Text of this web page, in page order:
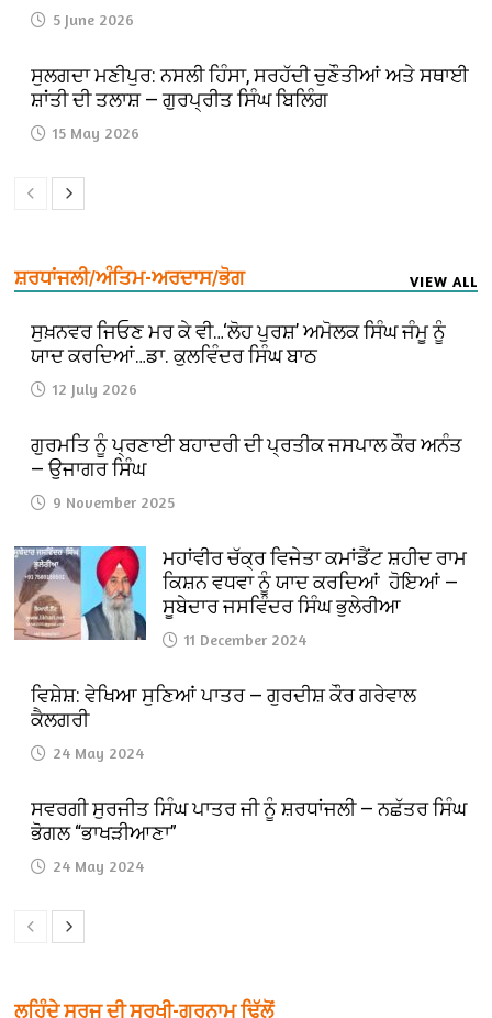
5 June 2026
ਸੁਲਗਦਾ ਮਣੀਪੁਰ: ਨਸਲੀ ਹਿੰਸਾ, ਸਰਹੱਦੀ ਚੁਣੌਤੀਆਂ ਅਤੇ ਸਥਾਈ
ਸ਼ਾਂਤੀ ਦੀ ਤਲਾਸ਼ — ਗੁਰਪ੍ਰੀਤ ਸਿੰਘ ਬਿਲਿੰਗ
15 May 2026
ਸ਼ਰਧਾਂਜਲੀ/ਅੰਤਿਮ-ਅਰਦਾਸ/ਭੋਗ VIEW ALL
ਸੁਖ਼ਨਵਰ ਜਿਓਣ ਮਰ ਕੇ ਵੀ…‘ਲੋਹ ਪੁਰਸ਼’ ਅਮੋਲਕ ਸਿੰਘ ਜੰਮੂ ਨੂੰ
ਯਾਦ ਕਰਦਿਆਂ…ਡਾ. ਕੁਲਵਿੰਦਰ ਸਿੰਘ ਬਾਠ
12 July 2026
ਗੁਰਮਤਿ ਨੂੰ ਪ੍ਰਣਾਈ ਬਹਾਦਰੀ ਦੀ ਪ੍ਰਤੀਕ ਜਸਪਾਲ ਕੌਰ ਅਨੰਤ
— ਉਜਾਗਰ ਸਿੰਘ
9 November 2025
ਮਹਾਂਵੀਰ ਚੱਕ੍ਰ ਵਿਜੇਤਾ ਕਮਾਂਡੈਂਟ ਸ਼ਹੀਦ ਰਾਮ
ਕਿਸ਼ਨ ਵਧਵਾ ਨੂੰ ਯਾਦ ਕਰਦਿਆਂ ਹੋਇਆਂ —
ਸੂਬੇਦਾਰ ਜਸਵਿੰਦਰ ਸਿੰਘ ਭੁਲੇਰੀਆ
11 December 2024
ਵਿਸ਼ੇਸ਼: ਵੇਖਿਆ ਸੁਣਿਆਂ ਪਾਤਰ — ਗੁਰਦੀਸ਼ ਕੌਰ ਗਰੇਵਾਲ
ਕੈਲਗਰੀ
24 May 2024
ਸਵਰਗੀ ਸੁਰਜੀਤ ਸਿੰਘ ਪਾਤਰ ਜੀ ਨੂੰ ਸ਼ਰਧਾਂਜਲੀ — ਨਛੱਤਰ ਸਿੰਘ
ਭੋਗਲ “ਭਾਖੜੀਆਣਾ”
24 May 2024
ਲਹਿੰਦੇ ਸੂਰਜ ਦੀ ਸੁਰਖੀ-ਗੁਰਨਾਮ ਢਿੱਲੋਂ